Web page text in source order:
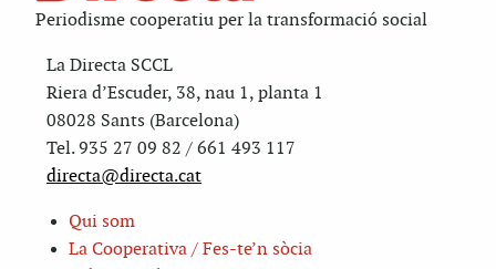
Periodisme cooperatiu per la transformació social
La Directa SCCL
Riera d’Escuder, 38, nau 1, planta 1
08028 Sants (Barcelona)
Tel. 935 27 09 82 / 661 493 117
directa@directa.cat
Qui som
La Cooperativa / Fes-te’n sòcia